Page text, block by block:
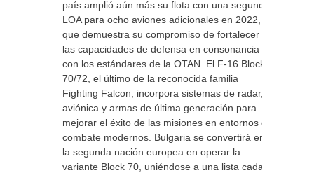
país amplió aún más su flota con una segunda
LOA para ocho aviones adicionales en 2022, lo
que demuestra su compromiso de fortalecer
las capacidades de defensa en consonancia
con los estándares de la OTAN. El F-16 Block
70/72, el último de la reconocida familia
Fighting Falcon, incorpora sistemas de radar,
aviónica y armas de última generación para
mejorar el éxito de las misiones en entornos de
combate modernos. Bulgaria se convertirá en
la segunda nación europea en operar la
variante Block 70, uniéndose a una lista cada